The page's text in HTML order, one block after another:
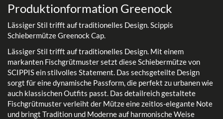
Produktionformation Greenock
Lässiger Stil trifft auf traditionelles Design. Scippis
Schiebermütze Greenock Cap.
Lässiger Stil trifft auf traditionelles Design. Mit einem
markanten Fischgrütmuster setzt diese Schiebermütze von
SCIPPIS ein stilvolles Statement. Das sechsgeteilte Design
sorgt für eine dynamische Passform, die perfekt zu urbanen wie
auch klassischen Outfits passt. Das detailreich gestaltete
Fischgrütmuster verleiht der Mütze eine zeitlos-elegante Note
und bringt Tradition und Moderne auf harmonische Weise